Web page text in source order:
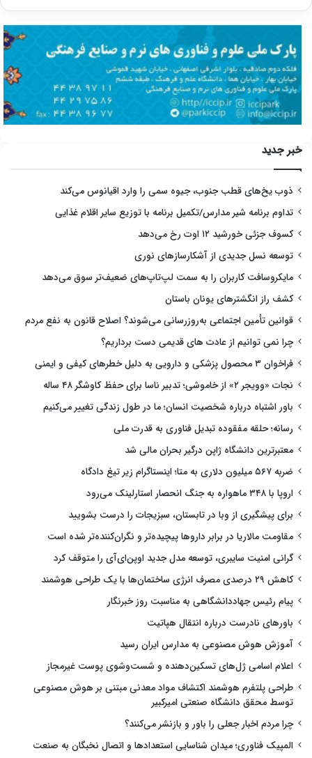
خبر جدید
ذوب یخ‌های قطب جنوب، جیوه سمی را وارد اقیانوس می‌کند
تداوم برنامه شیر مدارس/تکمیل برنامه با توزیع سایر اقلام غذایی
کسوف جزئی خورشید ۱۲ اوت رخ می‌دهد
توسعه نسل جدیدی از آشکارسازهای نوری
مایکروسافت کاربران را به سمت لپ‌تاپ‌های ضعیف‌تر سوق می‌دهد
کشف راز انگشترهای یونان باستان
قوانین تأمین اجتماعی به‌روزرسانی می‌شوند؟ اصلاح قانون به نفع مردم
چرا نمی توانیم از عادت های قدیمی دست برداریم؟
فراخوان ۳ محصول پزشکی و دارویی به دلیل خطرهای کیفی و ایمنی
نجات «وویجر ۲» از خاموشی؛ تدبیر ناسا برای حفظ کاوشگر ۴۸ ساله
باور اشتباه درباره شخصیت انسان؛ ما در طول زندگی تغییر می‌کنیم
رسانه؛ حلقه مفقوده تبدیل فناوری به قدرت ملی
معتبرترین دانشگاه ژاپن درگیر بحران مالی شد
ضربه ۵۶۷ میلیون دلاری به متا؛ اینستاگرام زیر تیغ دادگاه
اروپا با ۳۴۸ ماهواره به جنگ انحصار استارلینک می‌رود
برای پیشگیری از وبا در تابستان، سبزیجات را درست بشویید
مقاومت مالاریا در برابر داروها پیچیده‌تر و نگران‌کننده‌تر شده است
گرانی امنیت سایبری، توسعه مدل جدید اوپن‌ای‌آی را متوقف کرد
کاهش ۲۹ درصدی مصرف انرژی ساختمان‌ها با یک طراحی هوشمند
پیام رئیس جهاددانشگاهی به مناسبت روز خبرنگار
باورهای نادرست درباره انتقال هپاتیت
آموزش هوش مصنوعی به مدارس ایران رسید
اعلام اسامی ژل‌های تسکین‌دهنده و شست‌وشوی پوست غیرمجاز
طراحی پلتفرم هوشمند اکتشاف مواد معدنی مبتنی بر هوش مصنوعی
توسط محقق دانشگاه صنعتی امیرکبیر
چرا مردم اخبار جعلی را باور و بازنشر می‌کنند؟
المپیک فناوری؛ میدان شناسایی استعدادها و اتصال نخبگان به صنعت